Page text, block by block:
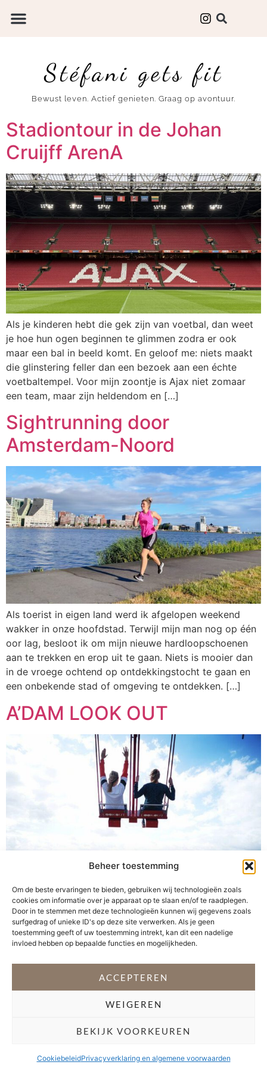
Beheer toestemming
Om de beste ervaringen te bieden, gebruiken wij technologieën zoals
cookies om informatie over je apparaat op te slaan en/of te raadplegen.
Door in te stemmen met deze technologieën kunnen wij gegevens zoals
surfgedrag of unieke ID's op deze site verwerken. Als je geen
toestemming geeft of uw toestemming intrekt, kan dit een nadelige
invloed hebben op bepaalde functies en mogelijkheden.
ACCEPTEREN
WEIGEREN
BEKIJK VOORKEUREN
CookiebeleidPrivacyverklaring en algemene voorwaarden
Stéfani gets fit
Bewust leven. Actief genieten. Graag op avontuur.
Stadiontour in de Johan
Cruijff ArenA
Als je kinderen hebt die gek zijn van voetbal, dan weet
je hoe hun ogen beginnen te glimmen zodra er ook
maar een bal in beeld komt. En geloof me: niets maakt
die glinstering feller dan een bezoek aan een échte
voetbaltempel. Voor mijn zoontje is Ajax niet zomaar
een team, maar zijn heldendom en […]
Sightrunning door
Amsterdam-Noord
Als toerist in eigen land werd ik afgelopen weekend
wakker in onze hoofdstad. Terwijl mijn man nog op één
oor lag, besloot ik om mijn nieuwe hardloopschoenen
aan te trekken en erop uit te gaan. Niets is mooier dan
in de vroege ochtend op ontdekkingstocht te gaan en
een onbekende stad of omgeving te ontdekken. […]
A’DAM LOOK OUT
Samen met een vriendin bezocht ik de A’DAM LOOK
OUT. Dit is niet zomaar een observatiedek met
panoramisch uitzicht over Amsterdam. Behalve zicht op
het historische centrum van de stad met de beroemde
grachten, de dynamische haven en het unieke
polderlandschap staat op het dak een schommel. Waar
je net over de rand kunt gaan. […]
Copyright 2026 Stéfani Warning – Privacyverklaring